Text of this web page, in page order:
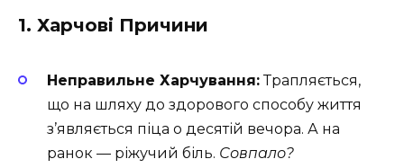
1. Харчові Причини
Неправильне Харчування:Трапляється,
що на шляху до здорового способу життя
з’являється піца о десятій вечора. А на
ранок — ріжучий біль. Совпало?